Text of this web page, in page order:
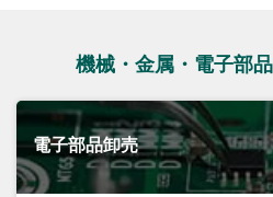
機械・金属・電子部
電子部品卸売